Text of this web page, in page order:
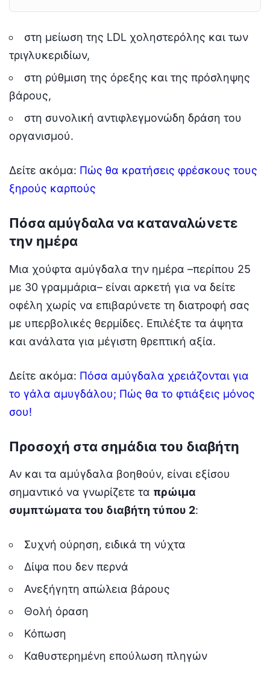
στη μείωση της LDL χοληστερόλης και των
τριγλυκεριδίων,
στη ρύθμιση της όρεξης και της πρόσληψης
βάρους,
στη συνολική αντιφλεγμονώδη δράση του
οργανισμού.
Δείτε ακόμα: Πώς θα κρατήσεις φρέσκους τους
ξηρούς καρπούς
Πόσα αμύγδαλα να καταναλώνετε
την ημέρα
Μια χούφτα αμύγδαλα την ημέρα –περίπου 25
με 30 γραμμάρια– είναι αρκετή για να δείτε
οφέλη χωρίς να επιβαρύνετε τη διατροφή σας
με υπερβολικές θερμίδες. Επιλέξτε τα άψητα
και ανάλατα για μέγιστη θρεπτική αξία.
Δείτε ακόμα: Πόσα αμύγδαλα χρειάζονται για
το γάλα αμυγδάλου; Πώς θα το φτιάξεις μόνος
σου!
Προσοχή στα σημάδια του διαβήτη
Αν και τα αμύγδαλα βοηθούν, είναι εξίσου
σημαντικό να γνωρίζετε τα πρώιμα
συμπτώματα του διαβήτη τύπου 2:
Συχνή ούρηση, ειδικά τη νύχτα
Δίψα που δεν περνά
Ανεξήγητη απώλεια βάρους
Θολή όραση
Κόπωση
Καθυστερημένη επούλωση πληγών